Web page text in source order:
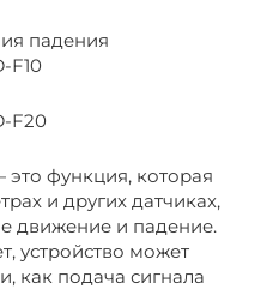
падения
F10
F20
функция, которая
и других датчиках,
движение и падение.
устройство может
как подача сигнала